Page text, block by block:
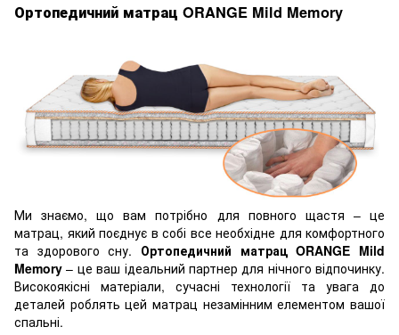
Ортопедичний матрац ORANGE Mild Memory
Ми знаємо, що вам потрібно для повного щастя – це
матрац, який поєднує в собі все необхідне для комфортного
та здорового сну. Ортопедичний матрац ORANGE Mild
Memory – це ваш ідеальний партнер для нічного відпочинку.
Високоякісні матеріали, сучасні технології та увага до
деталей роблять цей матрац незамінним елементом вашої
спальні.